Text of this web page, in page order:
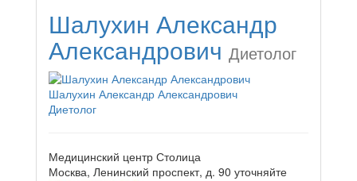
Шалухин Александр
Александрович Диетолог
Шалухин Александр Александрович
Диетолог
Медицинский центр Столица
Москва, Ленинский проспект, д. 90 уточняйте